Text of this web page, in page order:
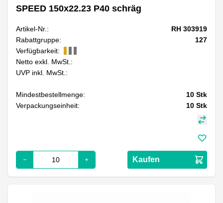
SPEED 150x22.23 P40 schräg
Artikel-Nr.:
RH 303919
Rabattgruppe:
127
Verfügbarkeit:
Netto exkl. MwSt.:
UVP inkl. MwSt.:
Mindestbestellmenge: 10 Stk
Verpackungseinheit:
10 Stk
Kaufen